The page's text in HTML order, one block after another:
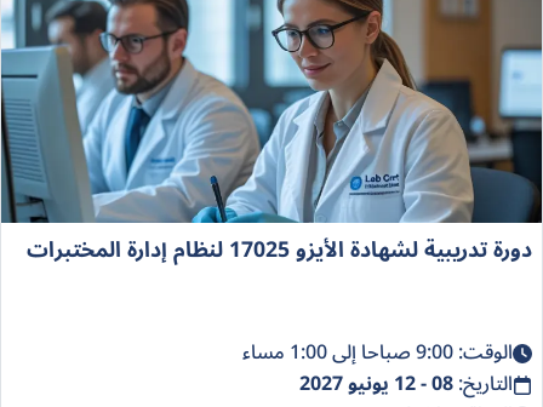
دورة تدريبية لشهادة الأيزو 17025 لنظام إدارة المختبرات
الوقت: 9:00 صباحا إلى 1:00 مساء
التاريخ:08 - 12 يونيو 2027